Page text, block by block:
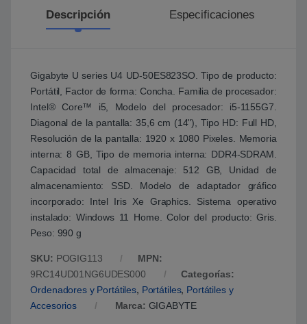
Descripción Especificaciones
Gigabyte U series U4 UD-50ES823SO. Tipo de producto:
Portátil, Factor de forma: Concha. Familia de procesador:
Intel® Core™ i5, Modelo del procesador: i5-1155G7.
Diagonal de la pantalla: 35,6 cm (14"), Tipo HD: Full HD,
Resolución de la pantalla: 1920 x 1080 Pixeles. Memoria
interna: 8 GB, Tipo de memoria interna: DDR4-SDRAM.
Capacidad total de almacenaje: 512 GB, Unidad de
almacenamiento: SSD. Modelo de adaptador gráfico
incorporado: Intel Iris Xe Graphics. Sistema operativo
instalado: Windows 11 Home. Color del producto: Gris.
Peso: 990 g
SKU: POGIG113
MPN:
9RC14UD01NG6UDES000
Categorías:
Ordenadores y Portátiles, Portátiles, Portátiles y
Accesorios
Marca: GIGABYTE